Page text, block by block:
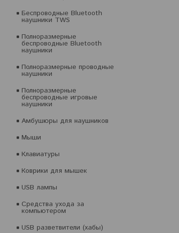
Беспроводные Bluetooth
наушники TWS
Полноразмерные
беспроводные Bluetooth
наушники
Полноразмерные проводные
наушники
Полноразмерные
беспроводные игровые
наушники
Амбушюры для наушников
Мыши
Клавиатуры
Коврики для мышек
USB лампы
Средства ухода за
компьютером
USB разветвители (хабы)